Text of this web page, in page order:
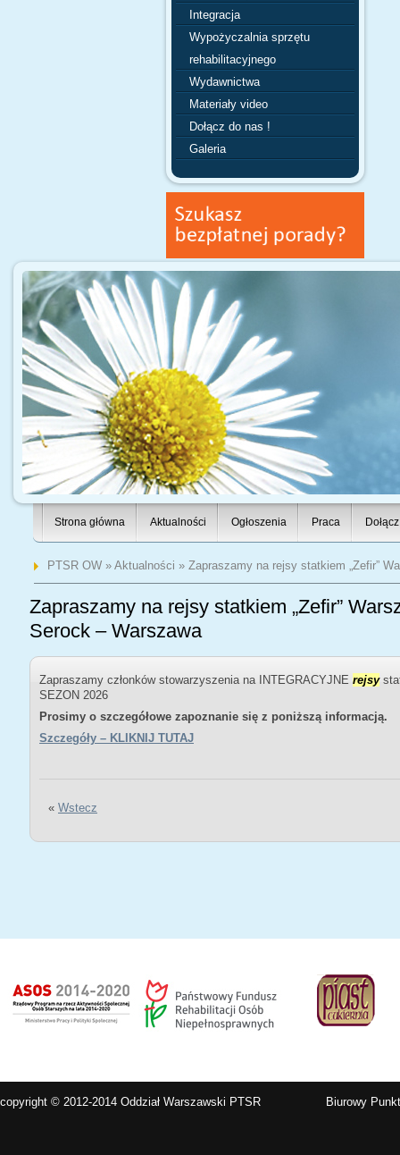
Integracja
Wypożyczalnia sprzętu
rehabilitacyjnego
Wydawnictwa
Materiały video
Dołącz do nas !
Galeria
Strona główna Aktualności Ogłoszenia Praca
PTSR OW» Aktualności » Zapraszamy na rejsy statkiem „Zefir”
Zapraszamy na rejsy statkiem „Zefir”
Serock – Warszawa
Zapraszamy członków stowarzyszenia na INTEGRACYJNE rejsy
SEZON 2026
Prosimy o szczegółowe zapoznanie się z poniższą informacją.
Szczegóły – KLIKNIJ TUTAJ
« Wstecz
copyright © 2012-2014 Oddział Warszawski PTSR Biurowy